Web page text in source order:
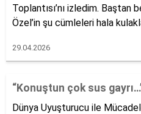
Toplantısı’nı izledim.
Özel’in şu cümleleri hala
29.04.2026
“Konuştun çok sus
Dünya Uyuşturucu ile